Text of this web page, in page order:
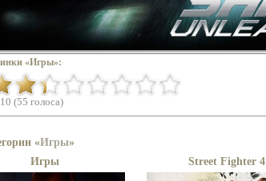
«Игры»:
(55 голоса)
«Игры»
Игры
Street Fighter 4